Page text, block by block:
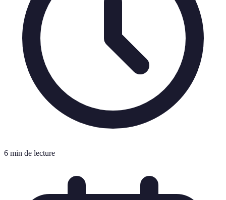
6 min de lecture